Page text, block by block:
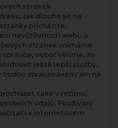
stránek
jak dlouho se na
přicházíte.
návštěvnosti webu a
stránek vnímáme
neboť věříme, že
ještě lepší služby.
zpracovávány jen na
také v režimu,
údajů. Používání
v internetovém